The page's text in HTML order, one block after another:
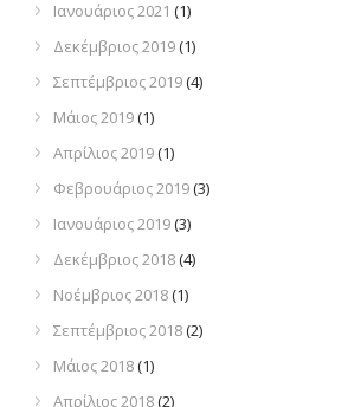
Ιανουάριος 2021 (1)
Δεκέμβριος 2019(1)
Σεπτέμβριος 2019(4)
Μάιος 2019(1)
Απρίλιος 2019(1)
Φεβρουάριος 2019(3)
Ιανουάριος 2019(3)
Δεκέμβριος 2018(4)
Νοέμβριος 2018(1)
Σεπτέμβριος 2018(2)
Μάιος 2018(1)
Απρίλιος 2018(2)